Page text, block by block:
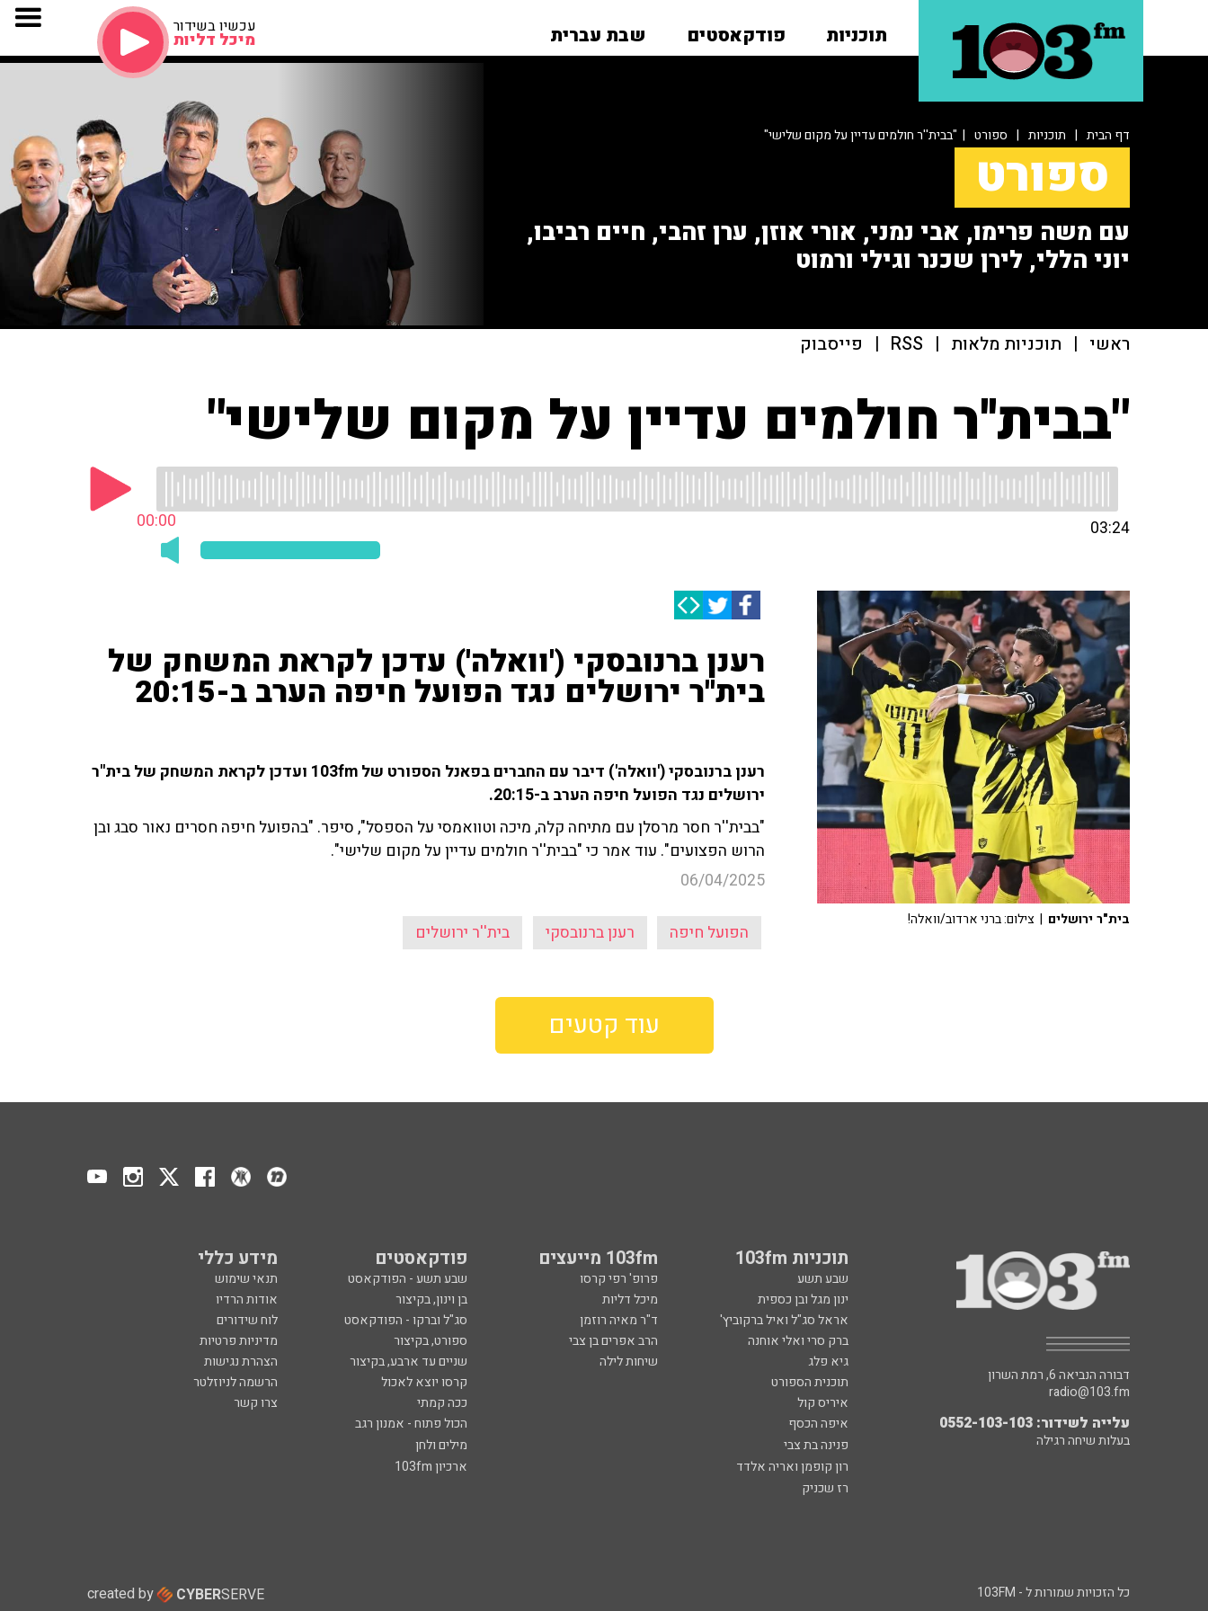
תוכניות פודקאסטים שבת עברית עכשיו בשידור
מיכל דליות
דף הבית | תוכניות | ספורט | "בבית''ר חולמים עדיין על מקום שלישי"
ספורט
עם משה פרימו, אבי נמני, אורי אוזן, ערן זהבי, חיים רביבו,
יוני הללי, לירן שכנר וגילי ורמוט
ראשי | תוכניות מלאות |
RSS
| פייסבוק
"בבית''ר חולמים עדיין על מקום שלישי"
00:00 03:24
רענן ברנובסקי ('וואלה') עדכן לקראת המשחק של
בית''ר ירושלים נגד הפועל חיפה הערב ב-20:15
רענן ברנובסקי ('וואלה') דיבר עם החברים בפאנל הספורט של 103fm ועדכן לקראת המשחק של בית''ר
ירושלים נגד הפועל חיפה הערב ב-20:15.
"בבית''ר חסר מרסלן עם מתיחה קלה, מיכה וטוואמסי על הספסל", סיפר. "בהפועל חיפה חסרים נאור סבג ובן
הרוש הפצועים". עוד אמר כי "בבית''ר חולמים עדיין על מקום שלישי".
06/04/2025
הפועל חיפה רענן ברנובסקי בית''ר ירושלים
בית"ר ירושלים | צילום: ברני ארדוב/וואלה!
עוד קטעים
תוכניות 103fm 103fm מייעצים פודקאסטים מידע כללי
שבע תשע פרופ' רפי קרסו שבע תשע - הפודקאסט
תנאי שימוש
ינון מגל ובן כספית
מיכל דליות בן וינון, בקיצור
אודות הרדיו
אראל סג"ל ואיל ברקוביץ'
ד"ר מאיה רוזמן סג"ל וברקו - הפודקאסט
לוח שידורים
ברק סרי ואלי אוחנה
הרב אפרים בן צבי ספורט, בקיצור
מדיניות פרטיות
גיא פלג
שיחות לילה שניים עד ארבע, בקיצור
הצהרת נגישות
תוכנית הספורט
קרסו יוצא לאכול
הרשמה לניוזלטר
איריס קול
ככה קמתי
צרו קשר
איפה הכסף
הכול פתוח - אמנון רגב
פנינה בת צבי
מילים ולחן
רון קופמן ואריה אלדד
ארכיון 103fm
רז שכניק
דבורה הנביאה 6, רמת השרון
radio@103.fm
עלייה לשידור: 0552-103-103
בעלות שיחה רגילה
כל הזכויות שמורות ל - 103FM created by CYBERSERVE